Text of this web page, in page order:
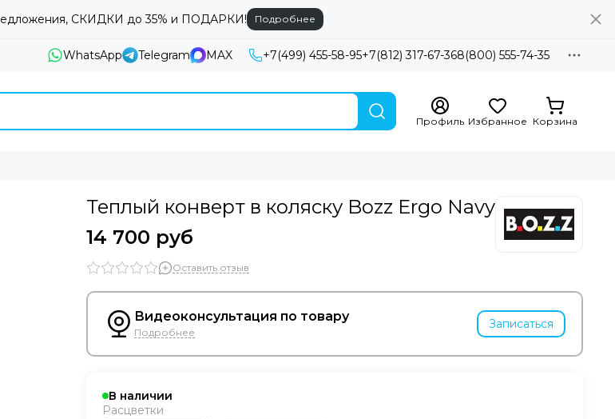
СКИДКИ до 35% и ПОДАРКИ! Подробнее
WhatsApp Telegram MAX +7(499) 455-58-95+7(812) 317-67-368(800) 555-74-35
Профиль Избранное Корзина
Теплый конверт в коляску Bozz Ergo Navy
14 700 руб
Оставить отзыв
Видеоконсультация по товару
Подробнее
Записаться
В наличии
Расцветки